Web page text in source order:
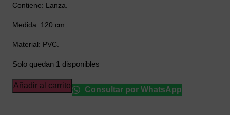
Contiene: Lanza.
Medida: 120 cm.
Material: PVC.
Solo quedan 1 disponibles
Lanza
Añadir al carrito Consultar por WhatsApp